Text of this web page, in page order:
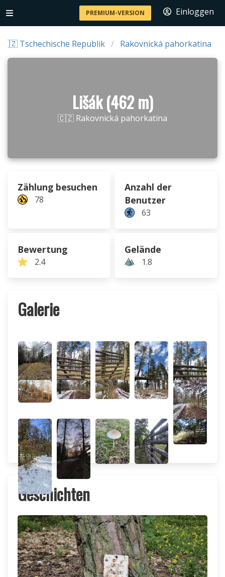
PREMIUM-VERSION Einloggen
🇨🇿 Tschechische Republik Rakovnická pahorkatina
Lišák (462 m)
🇨🇿 Rakovnická pahorkatina
Zählung besuchen
78
Anzahl der
Benutzer
63
Bewertung
2.4
Gelände
1.8
Galerie
Geschichten